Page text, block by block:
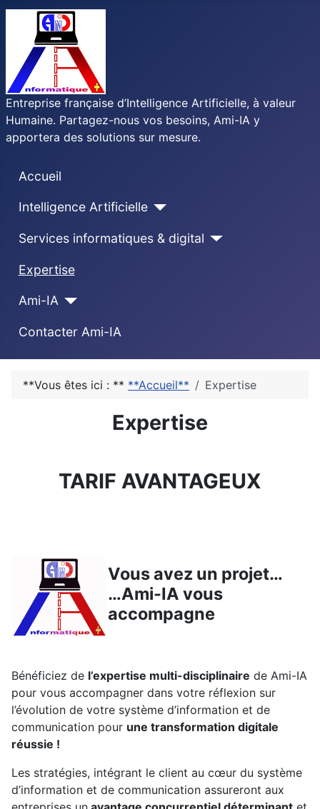
Entreprise française d’Intelligence Artificielle, à valeur
Humaine. Partagez-nous vos besoins, Ami-IA y
apportera des solutions sur mesure.
Accueil
Intelligence Artificielle
Services informatiques & digital
Expertise
Ami-IA
Contacter Ami-IA
**Vous êtes ici : ** **Accueil** Expertise
Expertise
TARIF AVANTAGEUX
Vous avez un projet…
…Ami-IA vous
accompagne
Bénéficiez de l’expertise multi-disciplinaire de Ami-IA
pour vous accompagner dans votre réflexion sur
l’évolution de votre système d’information et de
communication pour une transformation digitale
réussie !
Les stratégies, intégrant le client au cœur du système
d’information et de communication assureront aux